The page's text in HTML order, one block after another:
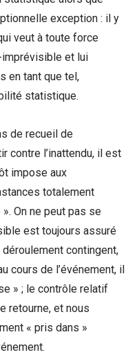
exception : il y
veut à toute force
imprévisible et lui
en tant que tel,
statistique.
de recueil de
contre l’inattendu, il est
impose aux
totalement
On ne peut pas se
est toujours assuré
contingent,
cours de l’événement, il
» ; le contrôle relatif
retourne, et nous
« pris dans »